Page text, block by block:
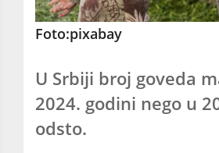
Foto:pixabay
U Srbiji broj goveda
2024. godini nego u
odsto.